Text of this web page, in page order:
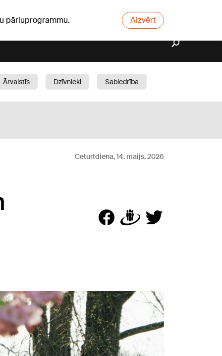
pārluprogrammu. Aizvērt
Ārvalstīs Dzīvnieki
Sabiedrība
Ceturtdiena, 14. maijs, 2026